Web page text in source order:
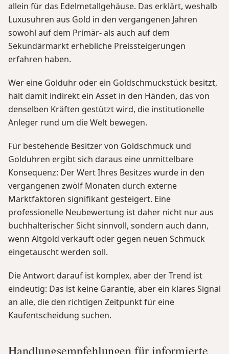
allein für das Edelmetallgehäuse. Das erklärt, weshalb
Luxusuhren aus Gold in den vergangenen Jahren
sowohl auf dem Primär- als auch auf dem
Sekundärmarkt erhebliche Preissteigerungen
erfahren haben.
Wer eine Golduhr oder ein Goldschmuckstück besitzt,
hält damit indirekt ein Asset in den Händen, das von
denselben Kräften gestützt wird, die institutionelle
Anleger rund um die Welt bewegen.
Für bestehende Besitzer von Goldschmuck und
Golduhren ergibt sich daraus eine unmittelbare
Konsequenz: Der Wert Ihres Besitzes wurde in den
vergangenen zwölf Monaten durch externe
Marktfaktoren signifikant gesteigert. Eine
professionelle Neubewertung ist daher nicht nur aus
buchhalterischer Sicht sinnvoll, sondern auch dann,
wenn Altgold verkauft oder gegen neuen Schmuck
eingetauscht werden soll.
Die Antwort darauf ist komplex, aber der Trend ist
eindeutig: Das ist keine Garantie, aber ein klares Signal
an alle, die den richtigen Zeitpunkt für eine
Kaufentscheidung suchen.
Handlungsempfehlungen für informierte